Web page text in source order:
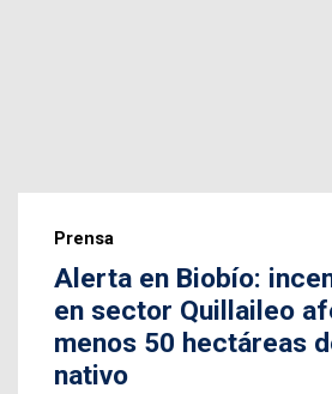
Prensa
Alerta en Biobío:
en sector Quillaileo
menos 50 hectáreas
nativo